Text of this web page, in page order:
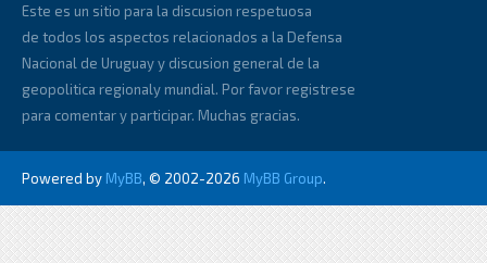
Este es un sitio para la discusion respetuosa
de todos los aspectos relacionados a la Defensa
Nacional de Uruguay y discusion general de la
geopolitica regionaly mundial. Por favor registrese
para comentar y participar. Muchas gracias.
Powered by MyBB, © 2002-2026 MyBB Group.